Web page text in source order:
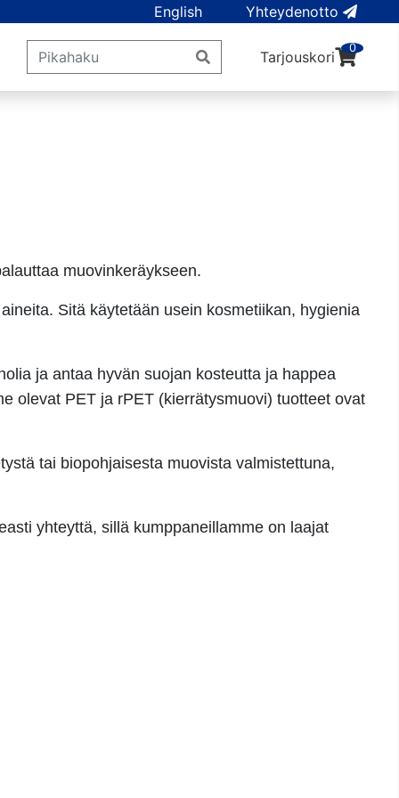
English Yhteydenotto
Tarjouskori
0
muovinkeräykseen.
Sitä käytetään usein kosmetiikan, hygienia
ja antaa hyvän suojan kosteutta ja happea
olevat PET ja rPET (kierrätysmuovi) tuotteet ovat
tai biopohjaisesta muovista valmistettuna,
yhteyttä, sillä kumppaneillamme on laajat